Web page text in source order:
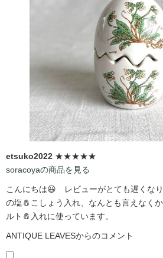
etsuko2022 ★★★★★
soracoyaの商品を見る
こんにちは😃 レビューがとても遅くな
の塩🧂こしょう入れ、なんとも言えなく
ルト🧂入れに使っています。
ANTIQUE LEAVESからのコメント